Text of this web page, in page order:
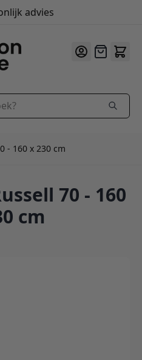
vanaf €50,-
9.9/10
Offerte
- 160 x 230 cm
70 - 160
cm